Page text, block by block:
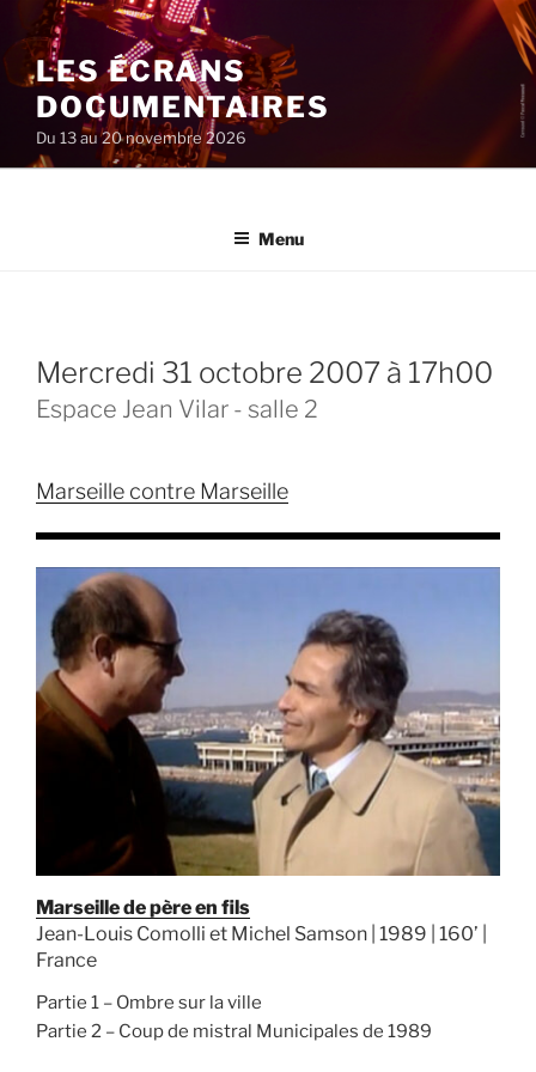
au
contenu
principal
LES ÉCRANS
DOCUMENTAIRES
Du 13 au 20 novembre 2026
Menu
mercredi 31 octobre 2007 à 17h00
Espace Jean Vilar - salle 2
Marseille contre Marseille
Marseille de père en fils
Jean-Louis Comolli et Michel Samson | 1989 | 160’ |
France
Partie 1 – Ombre sur la ville
Partie 2 – Coup de mistral Municipales de 1989